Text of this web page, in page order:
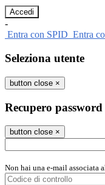
-
Entra con SPID Entra
Seleziona utente
button close ×
Recupero password
button close ×
Non hai una e-mail associata